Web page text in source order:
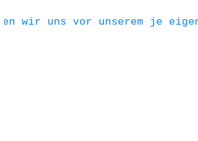
wir uns vor unserem je